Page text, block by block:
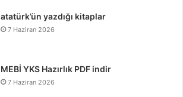
atatürk’ün yazdığı kitaplar
7 Haziran 2026
MEBİ YKS Hazırlık PDF indir
7 Haziran 2026